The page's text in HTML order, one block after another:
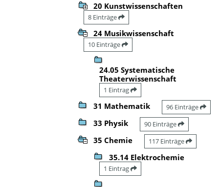
20 Kunstwissenschaften
8 Einträge
24 Musikwissenschaft
10 Einträge
24.05 Systematische
Theaterwissenschaft
1 Eintrag
31 Mathematik 96 Einträge
33 Physik 90 Einträge
35 Chemie 117 Einträge
35.14 Elektrochemie
1 Eintrag